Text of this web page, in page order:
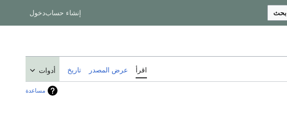
بحث إنشاء حسابدخول
اقرأ عرض المصدر تاريخ أدوات
مساعدة